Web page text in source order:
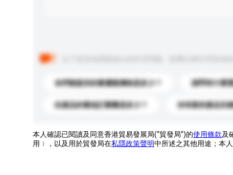
你們能提供的最優惠價格是多少？ 請問有什麼
此產品的最低訂購量是多少？ 你有新的產品目錄
本人確認已閱讀及同意香港貿易發展局(“貿發局”)的使用條款及
用﹞，以及用於貿發局在私隱政策聲明中所述之其他用途；本